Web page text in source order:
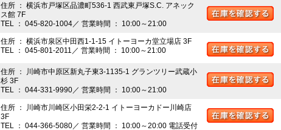
住所 ： 横浜市戸塚区品濃町536-1 西武東戸塚S.C. アネック
ス館 7F
TEL ： 045-820-1004／ 営業時間 ： 10:00～21:00
住所 ： 横浜市泉区中田西1-1-15 イトーヨーカ堂立場店 3F
TEL ： 045-801-2011／ 営業時間 ： 10:00～21:00
住所 ： 川崎市中原区新丸子東3-1135-1 グランツリー武蔵小
杉 3F
TEL ： 044-331-9990／ 営業時間 ： 10:00～21:00
住所 ： 川崎市川崎区小田栄2-2-1 イトーヨーカドー川崎店
3F
TEL ： 044-366-5080／ 営業時間 ： 10:00～20:00 電話受付